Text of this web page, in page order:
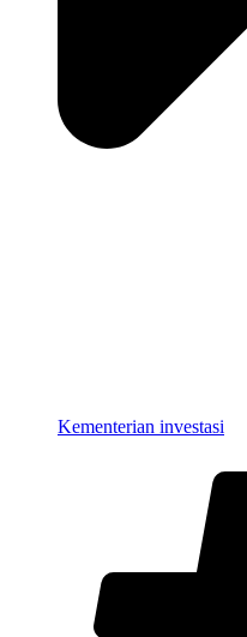
Kementerian investasi